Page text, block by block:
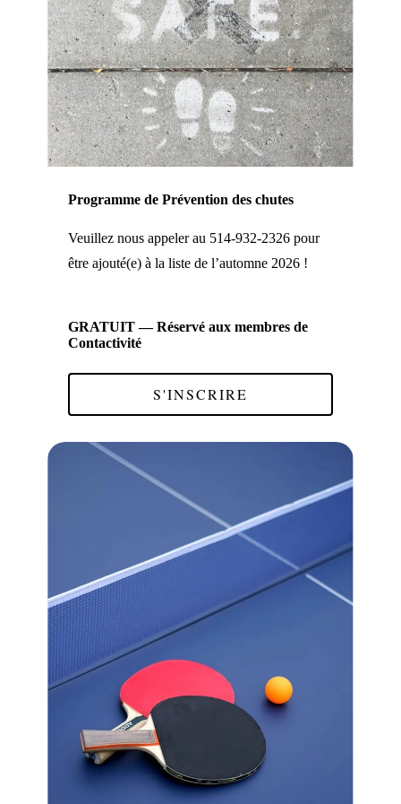
Programme de Prévention des chutes
Veuillez nous appeler au 514-932-2326 pour
être ajouté(e) à la liste de l’automne 2026 !
GRATUIT — Réservé aux membres de
Contactivité
S'INSCRIRE